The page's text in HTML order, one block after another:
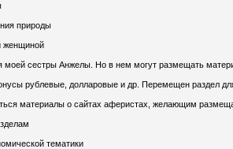
природы
женщиной
моей сестры Анжелы. Но в нем могут размещать
рублевые, долларовые и др. Перемещен раздел
материалы о сайтах аферистах, желающим
тематики